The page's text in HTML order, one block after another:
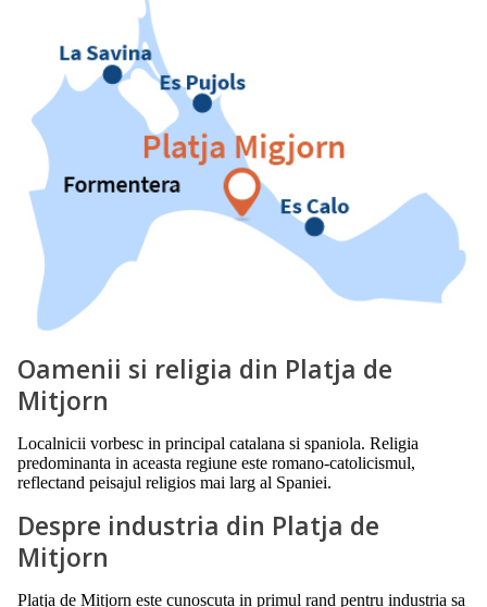
Oamenii si religia din Platja de
Mitjorn
Localnicii vorbesc in principal catalana si spaniola. Religia
predominanta in aceasta regiune este romano-catolicismul,
reflectand peisajul religios mai larg al Spaniei.
Despre industria din Platja de
Mitjorn
Platja de Mitjorn este cunoscuta in primul rand pentru industria sa